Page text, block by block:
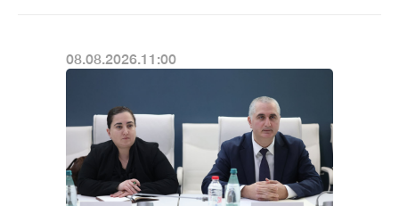
08.08.2026.11:00